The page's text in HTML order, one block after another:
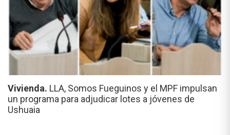
Vivienda. LLA, Somos Fueguinos y el MPF impulsan
un programa para adjudicar lotes a jóvenes de
Ushuaia